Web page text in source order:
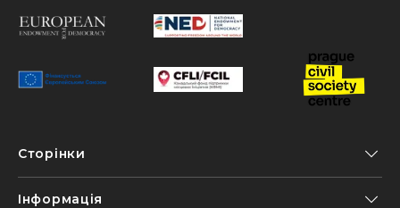
Сторінки
Інформація